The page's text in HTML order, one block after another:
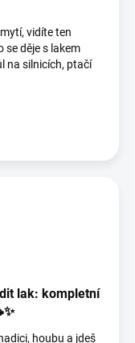
vidíte ten
se děje s lakem
na silnicích, ptačí
lak: kompletní
houbu a jdeš